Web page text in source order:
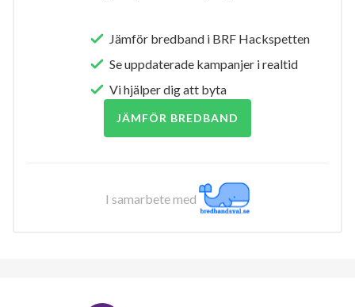
Jämför bredband i BRF Hackspetten
Se uppdaterade kampanjer i realtid
Vi hjälper dig att byta
JÄMFÖR BREDBAND
I samarbete med